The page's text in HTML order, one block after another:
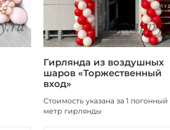
Гирлянда из воздушных
шаров «Торжественный
вход»
Стоимость указана за 1 погонный
метр гирлянды